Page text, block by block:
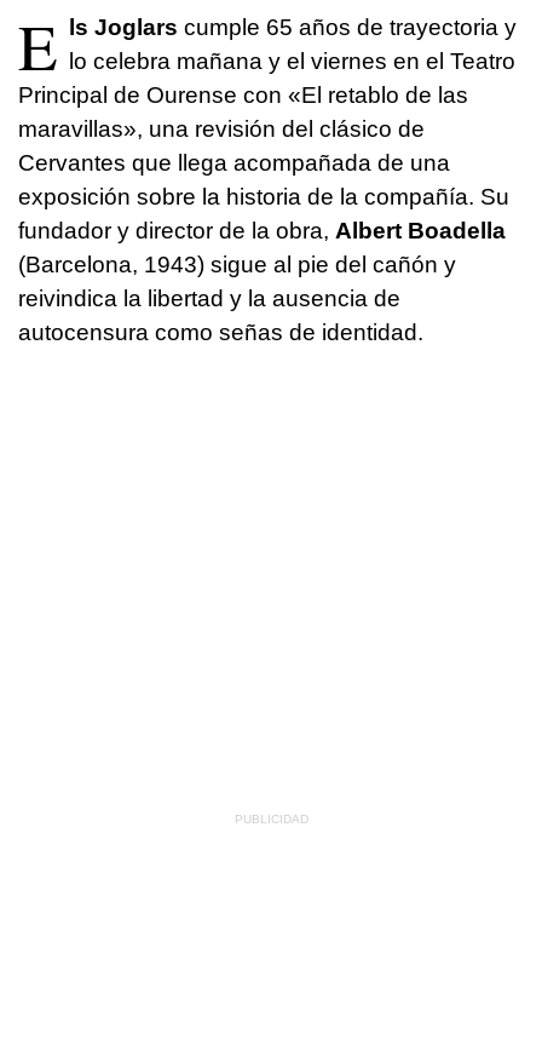
E ls Joglars cumple 65 años de trayectoria y
lo celebra mañana y el viernes en el Teatro
Principal de Ourense con «El retablo de las
maravillas», una revisión del clásico de
Cervantes que llega acompañada de una
exposición sobre la historia de la compañía. Su
fundador y director de la obra, Albert Boadella
(Barcelona, 1943) sigue al pie del cañón y
reivindica la libertad y la ausencia de
autocensura como señas de identidad.